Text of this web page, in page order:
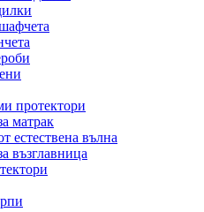
протектори
матрак
естествена вълна
възглавница